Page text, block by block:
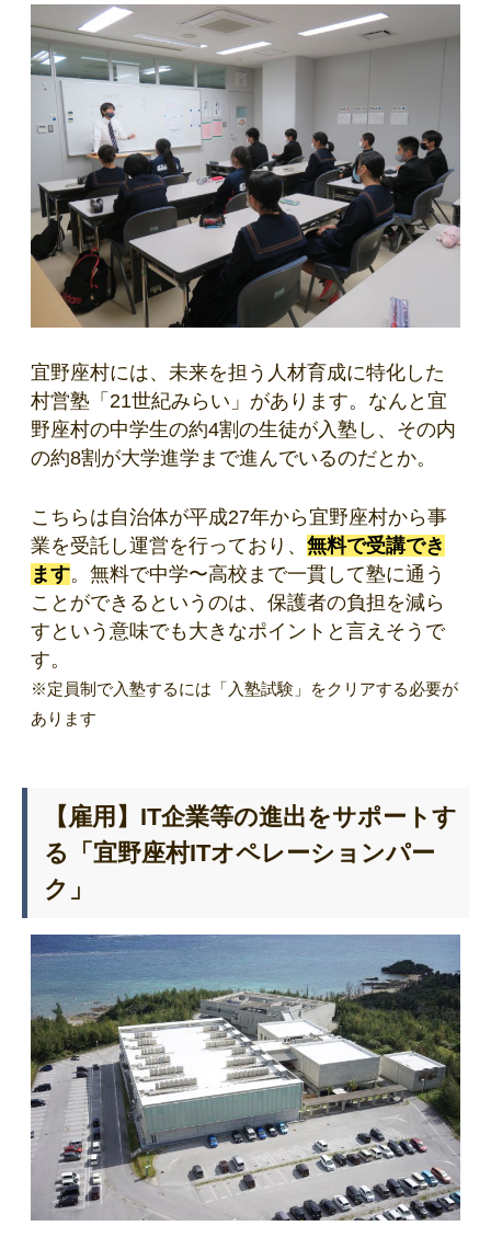
宜野座村には、未来を担う人材育成に特化した
村営塾「21世紀みらい」があります。なんと宜
野座村の中学生の約4割の生徒が入塾し、その内
の約8割が大学進学まで進んでいるのだとか。
こちらは自治体が平成27年から宜野座村から事
業を受託し運営を行っており、 無料で受講でき
ます。無料で中学〜高校まで一貫して塾に通う
ことができるというのは、保護者の負担を減ら
すという意味でも大きなポイントと言えそうで
す。
※定員制で入塾するには「入塾試験」をクリアする必要が
あります
【雇用】IT企業等の進出をサポートす
る「 宜野座村ITオペレーションパー
ク 」